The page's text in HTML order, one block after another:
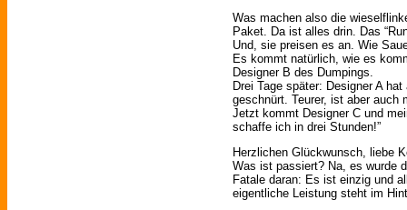
Was machen also die
Paket. Da ist alles drin. Das
Und, sie preisen es an. Wie
Es kommt natürlich, wie es
Designer B des Dumpings.
Drei Tage später: Designer A
geschnürt. Teurer, ist aber auch
Jetzt kommt Designer C und
schaffe ich in drei Stunden!”
Herzlichen Glückwunsch, liebe
Was ist passiert? Na, es wurde
Fatale daran: Es ist einzig und
eigentliche Leistung steht im